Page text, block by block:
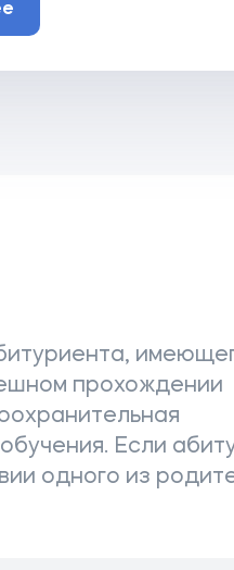
прохождении
Если
одного из